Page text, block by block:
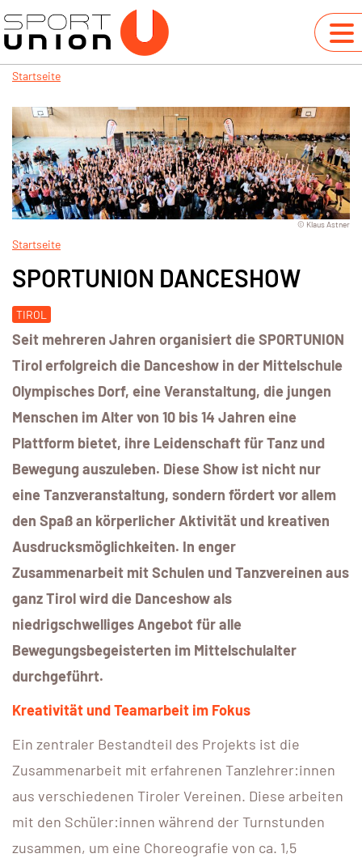
Startseite
© Klaus Astner
Startseite
SPORTUNION DANCESHOW
TIROL
Seit mehreren Jahren organisiert die SPORTUNION
Tirol erfolgreich die Danceshow in der Mittelschule
Olympisches Dorf, eine Veranstaltung, die jungen
Menschen im Alter von 10 bis 14 Jahren eine
Plattform bietet, ihre Leidenschaft für Tanz und
Bewegung auszuleben. Diese Show ist nicht nur
eine Tanzveranstaltung, sondern fördert vor allem
den Spaß an körperlicher Aktivität und kreativen
Ausdrucksmöglichkeiten. In enger
Zusammenarbeit mit Schulen und Tanzvereinen aus
ganz Tirol wird die Danceshow als
niedrigschwelliges Angebot für alle
Bewegungsbegeisterten im Mittelschulalter
durchgeführt.
Kreativität und Teamarbeit im Fokus
Ein zentraler Bestandteil des Projekts ist die
Zusammenarbeit mit erfahrenen Tanzlehrer:innen
aus verschiedenen Tiroler Vereinen. Diese arbeiten
mit den Schüler:innen während der Turnstunden
zusammen, um eine Choreografie von ca. 1,5